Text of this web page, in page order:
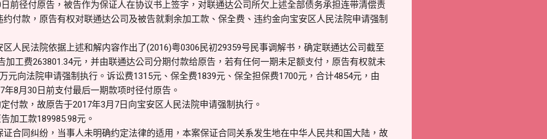
前径付原告，被告作为保证人在协议书上签字，对联通达公司所欠上述全部债务承担连带清偿责
付款，原告有权对联通达公司及被告就剩余加工款、保全费、违约金向宝安区人民法院申请强制
区人民法院依据上述和解内容作出了(2016)粤0306民初29359号民事调解书，确定联通达公司截至
加工费263801.34元，并由联通达公司分期付款给原告，若有任何一期未足额支付，原告有权就未
元向法院申请强制执行。诉讼费1315元、保全费1839元、保全担保费1700元，合计4854元，由
8月30日前支付最后一期款项时径付原告。
付款，故原告于2017年3月7日向宝安区人民法院申请强制执行。
加工款189985.98元。
合同纠纷，当事人未明确约定法律的适用，本案保证合同关系发生地在中华人民共和国大陆，故